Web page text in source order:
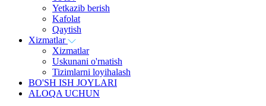
Yetkazib berish
Kafolat
Qaytish
Xizmatlar
Xizmatlar
Uskunani o'rnatish
Tizimlarni loyihalash
BO'SH ISH JOYLARI
ALOQA UCHUN